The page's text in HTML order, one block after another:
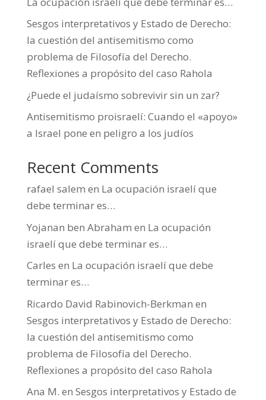
Sesgos interpretativos y Estado de Derecho:
la cuestión del antisemitismo como
problema de Filosofía del Derecho.
Reflexiones a propósito del caso Rahola
¿Puede el judaísmo sobrevivir sin un zar?
Antisemitismo proisraelí: Cuando el «apoyo»
a Israel pone en peligro a los judíos
Recent Comments
rafael salem en La ocupación israelí que
debe terminar es…
Yojanan ben Abraham en La ocupación
israelí que debe terminar es…
Carles en La ocupación israelí que debe
terminar es…
Ricardo David Rabinovich-Berkman en
Sesgos interpretativos y Estado de Derecho:
la cuestión del antisemitismo como
problema de Filosofía del Derecho.
Reflexiones a propósito del caso Rahola
Ana M. en Sesgos interpretativos y Estado de